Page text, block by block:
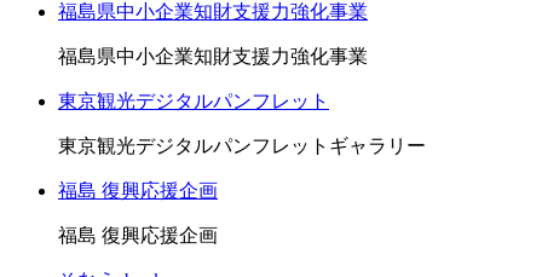
福島県中小企業知財支援力強化事業
福島県中小企業知財支援力強化事業
東京観光デジタルパンフレット
東京観光デジタルパンフレットギャラリー
福島 復興応援企画
福島 復興応援企画